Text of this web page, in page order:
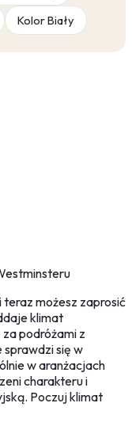
Kolor Biały
możesz zaprosić
klimat
podróżami z
sprawdzi się w
w aranżacjach
charakteru i
Poczuj klimat